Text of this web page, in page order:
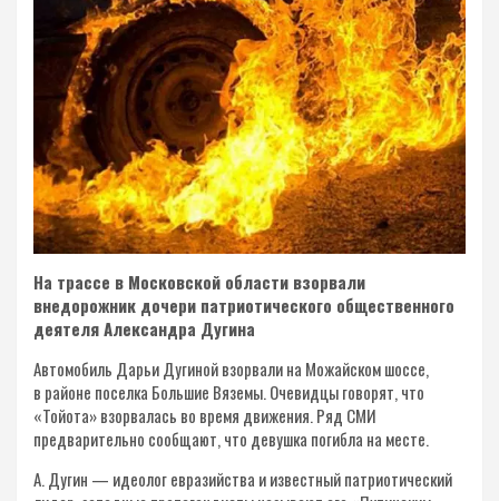
На трассе в Московской области взорвали
внедорожник дочери патриотического общественного
деятеля Александра Дугина
Автомобиль Дарьи Дугиной взорвали на Можайском шоссе,
в районе поселка Большие Вяземы. Очевидцы говорят, что
«Тойота» взорвалась во время движения. Ряд СМИ
предварительно сообщают, что девушка погибла на месте.
А. Дугин — идеолог евразийства и известный патриотический